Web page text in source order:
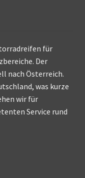
für
Der
nach Österreich.
was kurze
wir für
Service rund